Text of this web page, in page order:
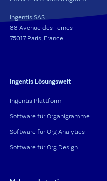
Ingentis SAS
88 Avenue des Ternes
75017 Paris, France
Ingentis Lösungswelt
Ingentis Plattform
Software für Organigramme
Software für Org Analytics
Software für Org Design